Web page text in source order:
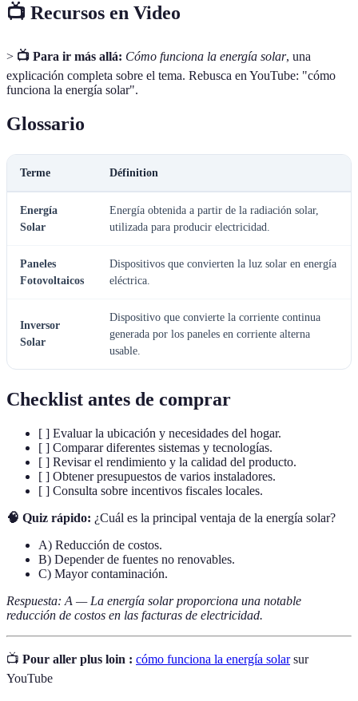
📺 Recursos en Video
> 📺 Para ir más allá: Cómo funciona la energía solar, una
explicación completa sobre el tema. Rebusca en YouTube: "cómo
funciona la energía solar".
Glossario
Terme Définition
Energía
Solar
Energía obtenida a partir de la radiación solar,
utilizada para producir electricidad.
Paneles
Fotovoltaicos
Dispositivos que convierten la luz solar en energía
eléctrica.
Inversor
Solar
Dispositivo que convierte la corriente continua
generada por los paneles en corriente alterna
usable.
Checklist antes de comprar
[ ] Evaluar la ubicación y necesidades del hogar.
[ ] Comparar diferentes sistemas y tecnologías.
[ ] Revisar el rendimiento y la calidad del producto.
[ ] Obtener presupuestos de varios instaladores.
[ ] Consulta sobre incentivos fiscales locales.
🧠 Quiz rápido: ¿Cuál es la principal ventaja de la energía solar?
A) Reducción de costos.
B) Depender de fuentes no renovables.
C) Mayor contaminación.
Respuesta: A — La energía solar proporciona una notable
reducción de costos en las facturas de electricidad.
📺 Pour aller plus loin : cómo funciona la energía solarsur
YouTube